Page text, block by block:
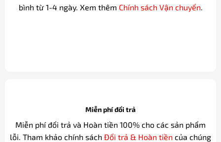
bình từ 1-4 ngày. Xem thêm Chính sách Vận chuyển.
Miễn phí đổi trả
Miễn phí đổi trả và Hoàn tiền 100% cho các sản phẩm
lỗi. Tham khảo chính sách Đổi trả & Hoàn tiền của chúng